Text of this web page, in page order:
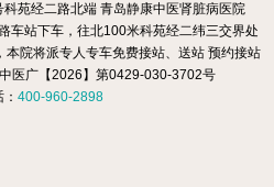
苑经二路北端 青岛静康中医肾脏病医院
车站下车，往北100米科苑经二纬三交界处
院将派专人专车免费接站、送站 预约接站
医广【2026】第0429-030-3702号
400-960-2898